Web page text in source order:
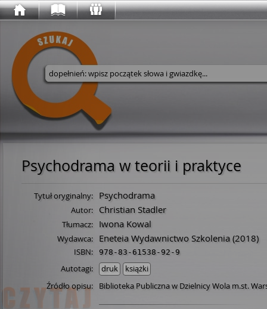
Wyszukaj w serwisie
Psychodrama w teorii i praktyce
Tytuł oryginalny: Psychodrama
Autor: Christian Stadler
Tłumacz: Iwona Kowal
Wydawca: Eneteia Wydawnictwo Szkolenia (2018)
ISBN: 978-83-61538-92-9
Autotagi: druk
książki
Źródło opisu:
Biblioteka Publiczna w Dzielnicy Wola m.st.